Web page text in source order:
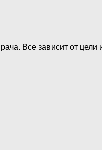
Все зависит от цели